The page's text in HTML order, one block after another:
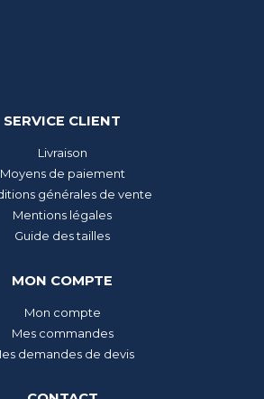
SERVICE CLIENT
Livraison
Moyens de paiement
générales de vente
Mentions légales
Guide des tailles
MON COMPTE
Mon compte
Mes commandes
demandes de devis